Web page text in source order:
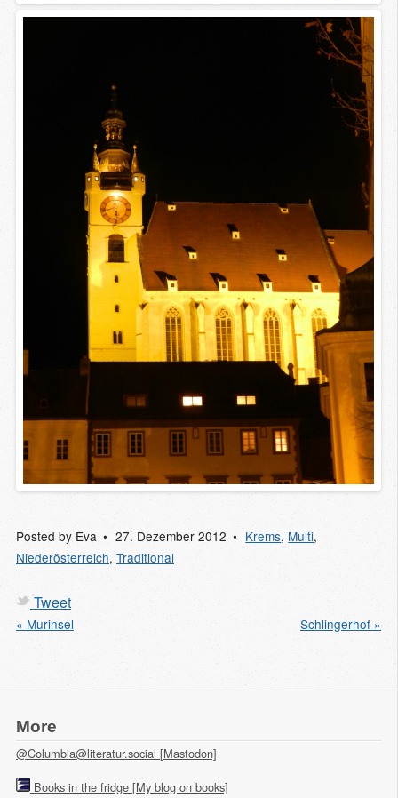
Posted by Eva 27. Dezember 2012 Krems, Multi,
Niederösterreich, Traditional
Tweet
« Murinsel Schlingerhof »
More
@Columbia@literatur.social [Mastodon]
Books in the fridge [My blog on books]